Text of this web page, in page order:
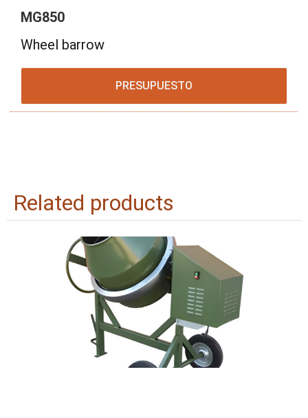
MG850
Wheel barrow
PRESUPUESTO
Related products